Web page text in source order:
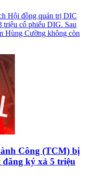
Hội đồng quản trị DIC
triệu cổ phiếu DIG. Sau
Hùng Cường không còn
Công (TCM) bị
đăng ký xả 5 triệu